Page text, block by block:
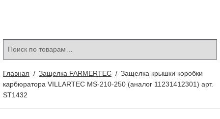
Главная / Защелка FARMERTEC / Защелка крышки коробки
карбюратора VILLARTEC MS-210-250 (аналог 11231412301) арт.
ST1432